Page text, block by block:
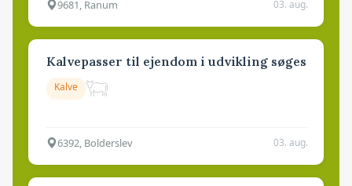
9681, Ranum 03. aug.
Kalvepasser til ejendom i udvikling søges
Kalve
6392, Bolderslev 03. aug.